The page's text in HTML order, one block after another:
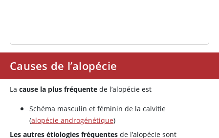
Causes de l’alopécie
La cause la plus fréquente de l’alopécie est
Schéma masculin et féminin de la calvitie
(alopécie androgénétique)
Les autres étiologies fréquentes de l’alopécie sont